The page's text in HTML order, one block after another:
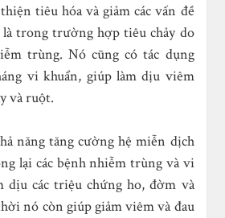
tiêu hóa và giảm các vấn đề
là trong trường hợp tiêu chảy do
trùng. Nó cũng có tác dụng
vi khuẩn, giúp làm dịu viêm
và ruột.
năng tăng cường hệ miễn dịch
lại các bệnh nhiễm trùng và vi
dịu các triệu chứng ho, đờm và
nó còn giúp giảm viêm và đau